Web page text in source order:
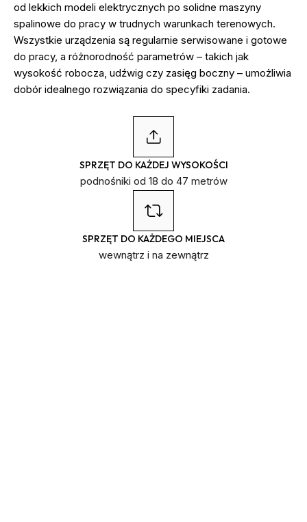
od lekkich modeli elektrycznych po solidne maszyny
spalinowe do pracy w trudnych warunkach terenowych.
Wszystkie urządzenia są regularnie serwisowane i gotowe
do pracy, a różnorodność parametrów – takich jak
wysokość robocza, udźwig czy zasięg boczny – umożliwia
dobór idealnego rozwiązania do specyfiki zadania.
SPRZĘT DO KAŻDEJ WYSOKOŚCI
podnośniki od 18 do 47 metrów
SPRZĘT DO KAŻDEGO MIEJSCA
wewnątrz i na zewnątrz